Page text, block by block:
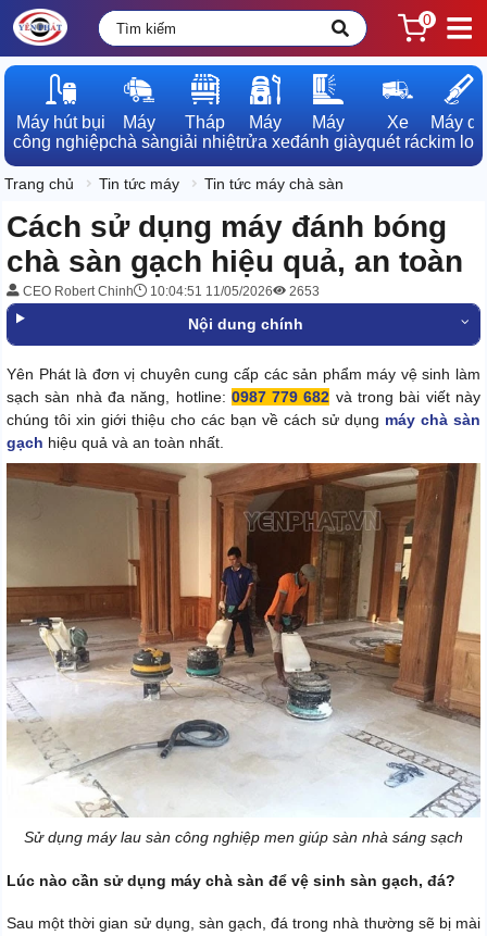
0
Máy hút bụi
công nghiệp
Máy
chà sàn
Tháp
giải nhiệt
Máy
rửa xe
Máy
đánh giày
Xe
quét rác
Máy dò
kim loại
Trang chủ Tin tức máy Tin tức máy chà sàn
Cách sử dụng máy đánh bóng
chà sàn gạch hiệu quả, an toàn
CEO Robert Chinh 10:04:51 11/05/2026 2653
Nội dung chính
Yên Phát là đơn vị chuyên cung cấp các sản phẩm máy vệ sinh làm
sạch sàn nhà đa năng, hotline: 0987 779 682 và trong bài viết này
chúng tôi xin giới thiệu cho các bạn về cách sử dụng máy chà sàn
gạch hiệu quả và an toàn nhất.
Sử dụng máy lau sàn công nghiệp men giúp sàn nhà sáng sạch
Lúc nào cần sử dụng máy chà sàn để vệ sinh sàn gạch, đá?
Sau một thời gian sử dụng, sàn gạch, đá trong nhà thường sẽ bị mài